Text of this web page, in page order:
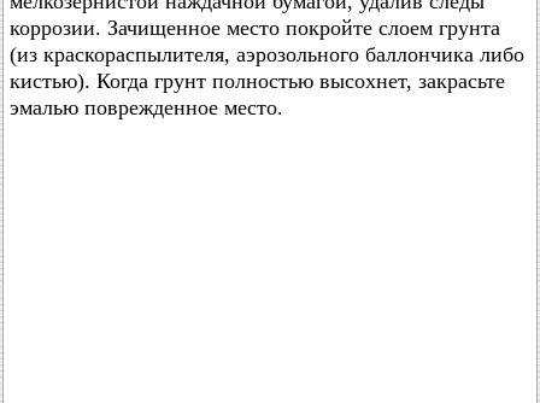
коррозии. Зачищенное место покройте слоем грунта
(из краскораспылителя, аэрозольного баллончика либо
кистью). Когда грунт полностью высохнет, закрасьте
эмалью поврежденное место.